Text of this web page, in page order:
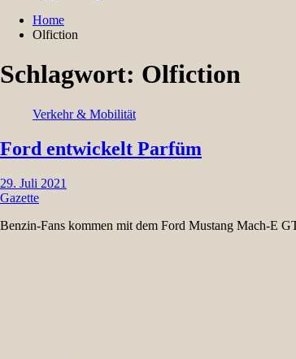
Home
Olfiction
Schlagwort: Olfiction
Verkehr & Mobilität
Ford entwickelt Parfüm
29. Juli 2021
Gazette
Benzin-Fans kommen mit dem Ford Mustang Mach-E